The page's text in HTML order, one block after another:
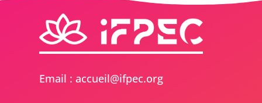
gro.c
epfi@
lieuc
ca :
liamE